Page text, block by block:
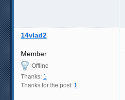
14vlad2
Member
Offline
Thanks: 1
Thanks for the post: 1